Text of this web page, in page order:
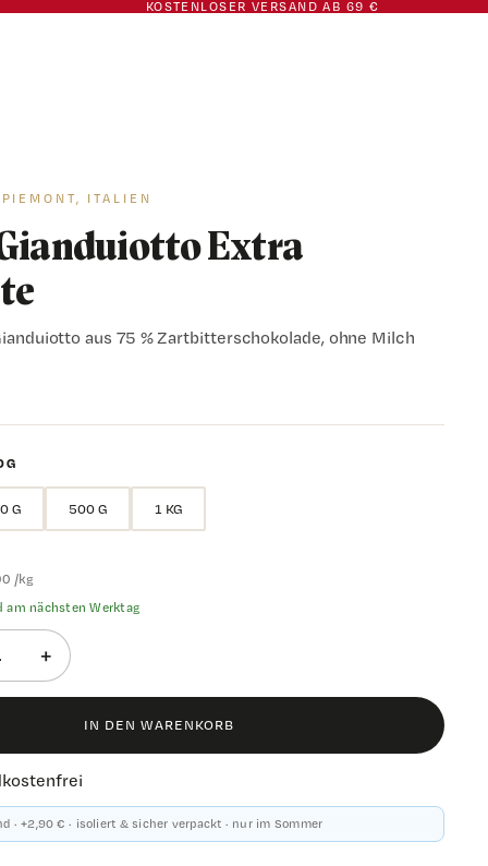
KOSTENLOSER VERSAND AB 69 €
PIEMONT, ITALIEN
Extra
aus 75 % Zartbitterschokolade, ohne Milch
G
G 500 G 1 KG
/kg
am nächsten Werktag
+
IN DEN WARENKORB
· +2,90 € · isoliert & sicher verpackt · nur im Sommer